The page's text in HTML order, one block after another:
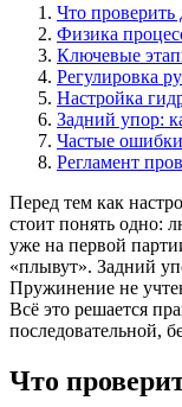
Что проверить
Физика
Ключевые
Регулировка
Настройка
Задний упор:
Частые
Регламент
Перед тем как
стоит понять одно:
уже на первой
«плывут». Задний
Пружинение не
Всё это решается
последовательной,
Что